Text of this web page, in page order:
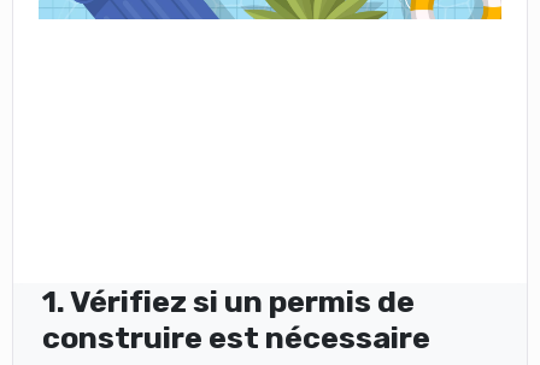
1. Vérifiez si un permis de
construire est nécessaire